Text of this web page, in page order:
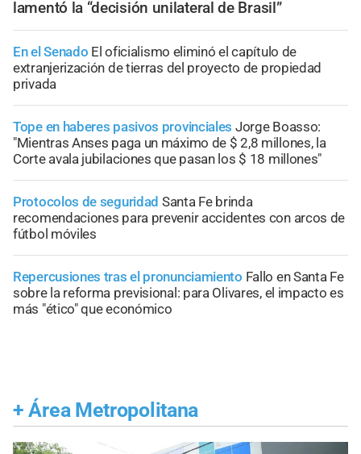
lamentó la “decisión unilateral de Brasil”
En el Senado El oficialismo eliminó el capítulo de
extranjerización de tierras del proyecto de propiedad
privada
Tope en haberes pasivos provinciales Jorge Boasso:
"Mientras Anses paga un máximo de $ 2,8 millones, la
Corte avala jubilaciones que pasan los $ 18 millones"
Protocolos de seguridad Santa Fe brinda
recomendaciones para prevenir accidentes con arcos de
fútbol móviles
Repercusiones tras el pronunciamiento Fallo en Santa Fe
sobre la reforma previsional: para Olivares, el impacto es
más "ético" que económico
+ Área Metropolitana